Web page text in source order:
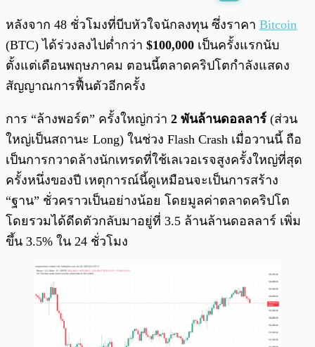
หลังจาก 48 ชั่วโมงที่บีบหัวใจนักลงทุน ซึ่งราคา Bitcoin
(BTC) ได้ร่วงลงไปต่ำกว่า $100,000 เป็นครั้งแรกนับ
ตั้งแต่เดือนพฤษภาคม ตอนนี้ตลาดคริปโตกำลังแสดง
สัญญาณการฟื้นตัวอีกครั้ง
การ “ล้างพอร์ต” ครั้งใหญ่กว่า 2 พันล้านดอลลาร์ (ส่วน
ใหญ่เป็นสถานะ Long) ในช่วง Flash Crash เมื่อวานนี้ ถือ
เป็นการกวาดล้างนักเทรดที่ใช้เลเวอเรจสูงครั้งใหญ่ที่สุด
ครั้งหนึ่งของปี เหตุการณ์นี้ดูเหมือนจะเป็นการสร้าง
“ฐาน” ชั่วคราวเป็นอย่างน้อย โดยมูลค่าตลาดคริปโต
โดยรวมได้ดีดตัวกลับมาอยู่ที่ 3.5 ล้านล้านดอลลาร์ เพิ่ม
ขึ้น 3.5% ใน 24 ชั่วโมง